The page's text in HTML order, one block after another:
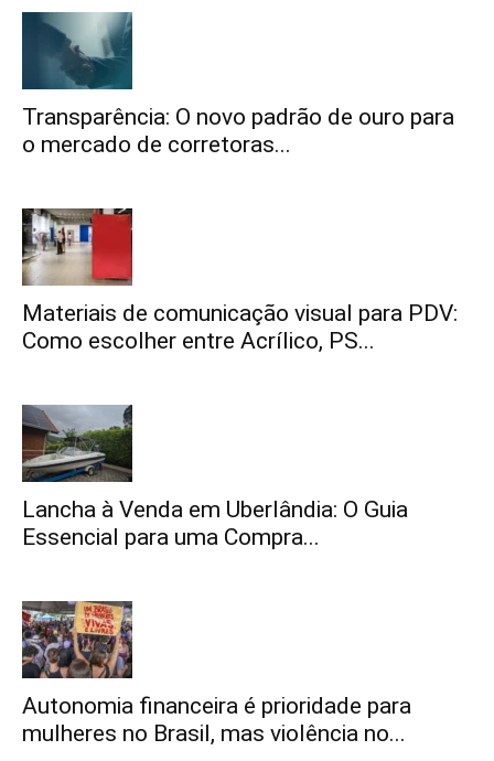
Transparência: O novo padrão de ouro para
o mercado de corretoras...
Materiais de comunicação visual para PDV:
Como escolher entre Acrílico, PS...
Lancha à Venda em Uberlândia: O Guia
Essencial para uma Compra...
Autonomia financeira é prioridade para
mulheres no Brasil, mas violência no...